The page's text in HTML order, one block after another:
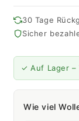
|
180M
50G
mimosa
30 Tage
Sicher
✓ Auf Lager –
Wie viel